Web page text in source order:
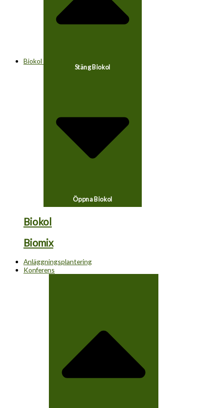
Biokol
Stäng Biokol
Öppna Biokol
Biokol
Biomix
Anläggningsplantering
Konferens